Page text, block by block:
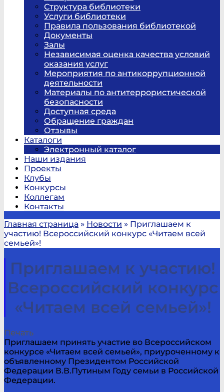
Структура библиотеки
Услуги библиотеки
Правила пользования библиотекой
Документы
Залы
Независимая оценка качества условий
оказания услуг
Мероприятия по антикоррупционной
деятельности
Материалы по антитеррористической
безопасности
Доступная среда
Обращение граждан
Отзывы
Каталоги
Электронный каталог
Наши издания
Проекты
Клубы
Конкурсы
Коллегам
Контакты
Главная страница » Новости » Приглашаем к
участию! Всероссийский конкурс «Читаем всей
семьей»!
Приглашаем к участию!
Всероссийский конкурс
«Читаем всей семьей»!
Печать
Приглашаем принять участие во Всероссийском
конкурсе «Читаем всей семьей», приуроченному к
объявленному Президентом Российской
Федерации В.В.Путиным Году семьи в Российской
Федерации.